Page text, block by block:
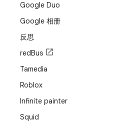
Google Duo
Google 相册
反思
redBus
Tamedia
Roblox
Infinite painter
Squid